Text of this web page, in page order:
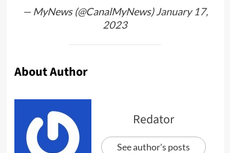
— MyNews (@CanalMyNews)January 17,
2023
About Author
Redator
See author's posts